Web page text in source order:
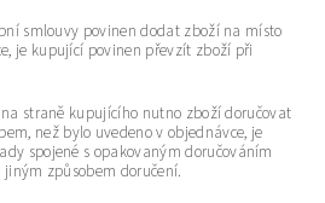
smlouvy povinen dodat zboží na místo
je kupující povinen převzít zboží při
straně kupujícího nutno zboží doručovat
než bylo uvedeno v objednávce, je
spojené s opakovaným doručováním
způsobem doručení.